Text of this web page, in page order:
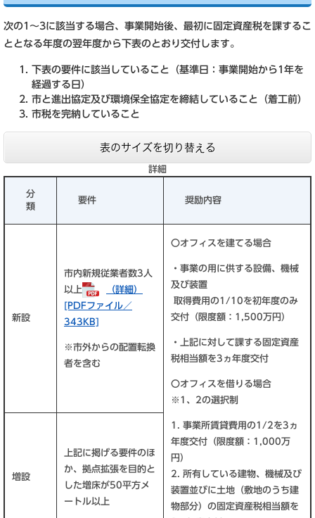
次の1～3に該当する場合、事業開始後、最初に固定資産税を課するこ
ととなる年度の翌年度から下表のとおり交付します。
下表の要件に該当していること（基準日：事業開始から1年を
経過する日）
市と進出協定及び環境保全協定を締結していること（着工前）
市税を完納していること
表のサイズを切り替える
詳細
分
類
要件 奨励内容
新設
市内新規従業者数3人
以上
（詳細）
[PDFファイル／
343KB]
※市外からの配置転換
者を含む
〇オフィスを建てる場合
・事業の用に供する設備、機械
及び装置
取得費用の1/10を初年度のみ
交付（限度額：1,500万円）
・上記に対して課する固定資産
税相当額を3ヵ年度交付
〇オフィスを借りる場合
※1、2の選択制
1. 事業所賃貸費用の1/2を3ヵ
年度交付（限度額：1,000万
円）
2. 所有している建物、機械及び
装置並びに土地（敷地のうち建
物部分）の固定資産税相当額を
増設
上記に掲げる要件のほ
か、拠点拡張を目的と
した増床が50平方メ
ートル以上